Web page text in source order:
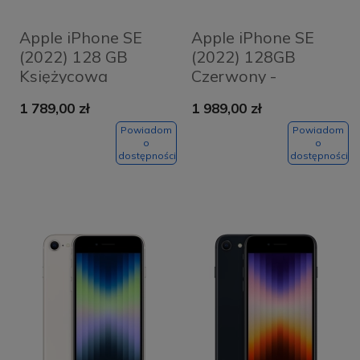
Apple iPhone SE
(2022) 128 GB
Księżycowa
Starlight
1 789,00 zł
Powiadom
o
dostępności
Apple iPhone SE
(2022) 128GB
Czerwony -
1 989,00 zł
Powiadom
o
dostępności